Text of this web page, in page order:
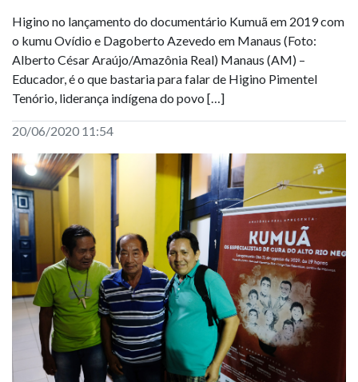
Higino no lançamento do documentário Kumuã em 2019 com
o kumu Ovídio e Dagoberto Azevedo em Manaus (Foto:
Alberto César Araújo/Amazônia Real) Manaus (AM) –
Educador, é o que bastaria para falar de Higino Pimentel
Tenório, liderança indígena do povo […]
20/06/2020 11:54